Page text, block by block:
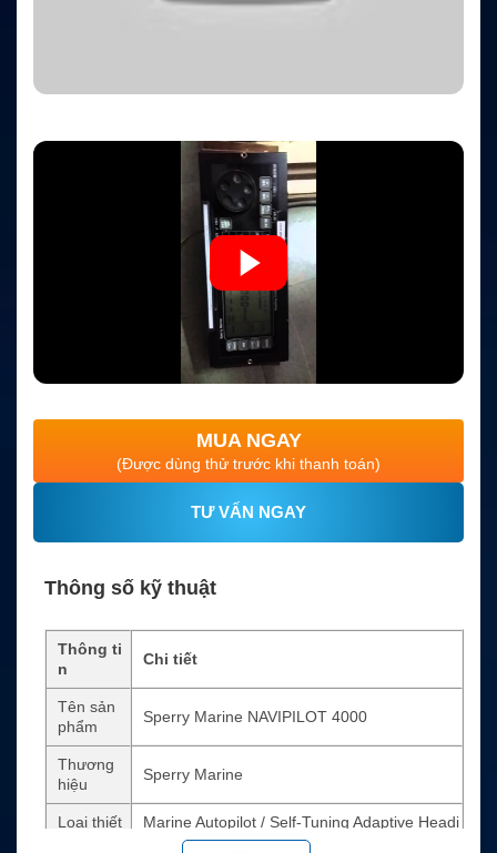
MUA NGAY
(Được dùng thử trước khi thanh toán)
TƯ VẤN NGAY
Thông số kỹ thuật
Thông ti
n
Chi tiết
Tên sản
phẩm
Sperry Marine NAVIPILOT 4000
Thương
hiệu
Sperry Marine
Loại thiết
Marine Autopilot / Self-Tuning Adaptive Headi
ng Control System